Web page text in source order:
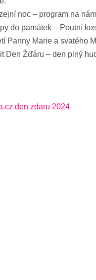
noc – program na
do památek – Poutní
Panny Marie a svatého
Den Žďáru – den plný